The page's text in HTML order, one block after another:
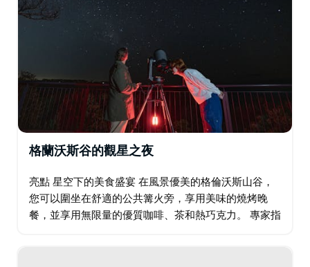
格蘭沃斯谷的觀星之夜
亮點 星空下的美食盛宴 在風景優美的格倫沃斯山谷，
您可以圍坐在舒適的公共篝火旁，享用美味的燒烤晚
餐，並享用無限量的優質咖啡、茶和熱巧克力。 專家指